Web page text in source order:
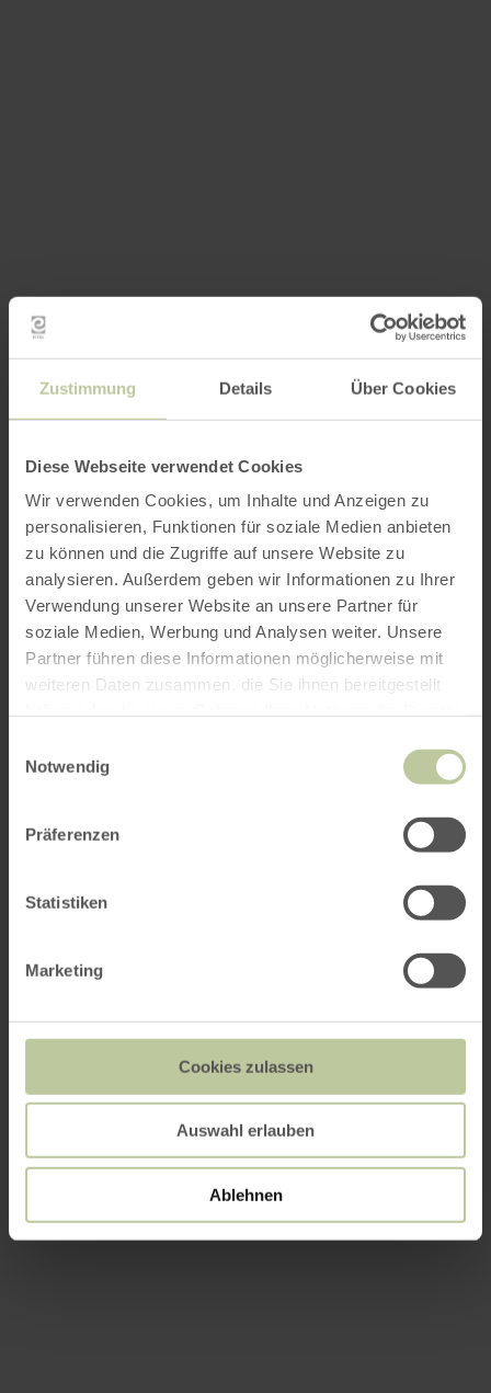
Zustimmung Details Über Cookies
Diese Webseite verwendet Cookies
Wir verwenden Cookies, um Inhalte und Anzeigen zu
personalisieren, Funktionen für soziale Medien anbieten
zu können und die Zugriffe auf unsere Website zu
analysieren. Außerdem geben wir Informationen zu Ihrer
Verwendung unserer Website an unsere Partner für
soziale Medien, Werbung und Analysen weiter. Unsere
Partner führen diese Informationen möglicherweise mit
weiteren Daten zusammen, die Sie ihnen bereitgestellt
Notwendig
Präferenzen
Statistiken
Marketing
Cookies zulassen
Auswahl erlauben
Ablehnen